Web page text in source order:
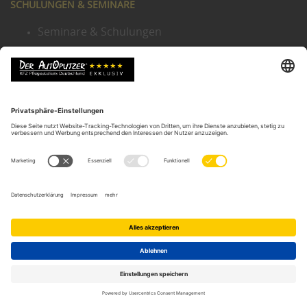
SCHULUNGEN & SEMINARE
Seminare & Schulungen
Seminarpreise
Pflege exklusiver Fahrzeuge
Leasing Fahrzeugaufbereitung